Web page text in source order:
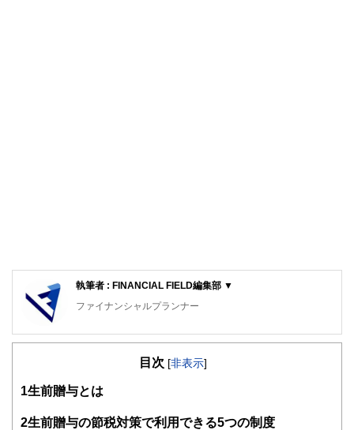
執筆者 : FINANCIAL FIELD編集部 ▼
ファイナンシャルプランナー
FinancialField編集部は、金融、経済に関する記事を、日々
知識がない方でも理解できるようわかりやすく発信していま
得者を中心に「お金や暮らし」に関する書籍・雑誌の編集経
目次 [非表示]
1生前贈与とは
2生前贈与の節税対策で利用できる5つの制度